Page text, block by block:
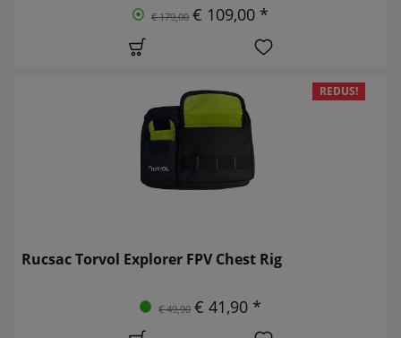
€ 179,00 € 109,00 *
REDUS!
Rucsac Torvol Explorer FPV Chest Rig
€ 49,90 € 41,90 *